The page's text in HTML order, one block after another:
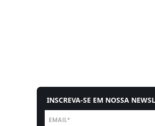
INSCREVA-SE EM NOSSA